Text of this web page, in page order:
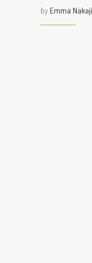
by Emma